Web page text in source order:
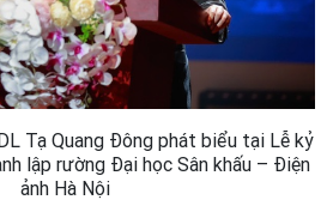
Tạ Quang Đông phát biểu tại Lễ kỷ
lập rường Đại học Sân khấu – Điện
ảnh Hà Nội